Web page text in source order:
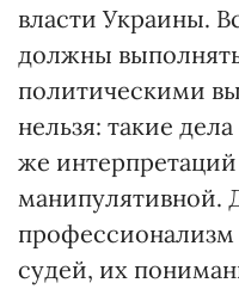
власти Украины.
должны
политическими
нельзя: такие
же интерпретаций
манипулятивной.
профессионализм
судей, их